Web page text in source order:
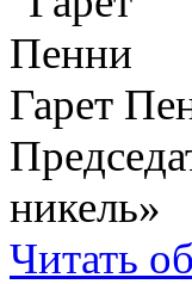
Гарет
никель»
Читать